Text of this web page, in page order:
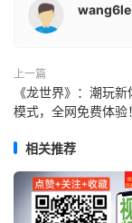
wang6le
上一篇
《龙世界》：潮玩
模式，全网免费体验！
相关推荐